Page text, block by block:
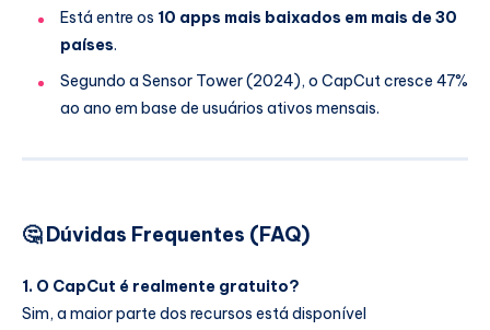
Está entre os 10 apps mais baixados em mais de 30
países.
Segundo a Sensor Tower (2024), o CapCut cresce 47%
ao ano em base de usuários ativos mensais.
🤔Dúvidas Frequentes (FAQ)
1. O CapCut é realmente gratuito?
Sim, a maior parte dos recursos está disponível